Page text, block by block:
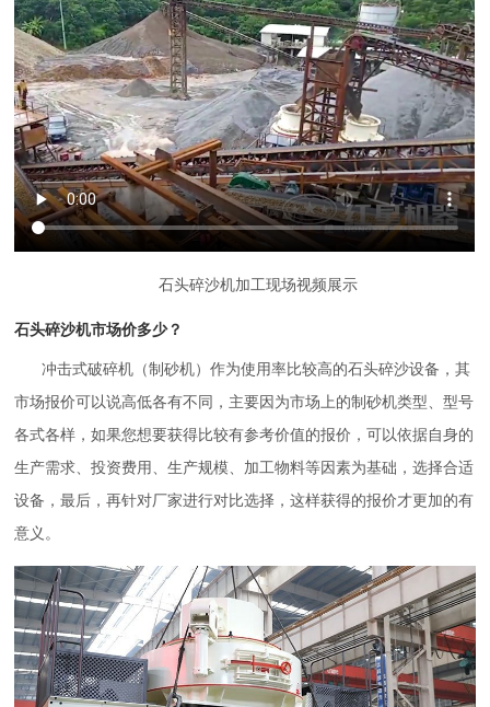
石头碎沙机加工现场视频展示
石头碎沙机市场价多少？
冲击式破碎机（制砂机）作为使用率比较高的石头碎沙设备，其
市场报价可以说高低各有不同，主要因为市场上的制砂机类型、型号
各式各样，如果您想要获得比较有参考价值的报价，可以依据自身的
生产需求、投资费用、生产规模、加工物料等因素为基础，选择合适
设备，最后，再针对厂家进行对比选择，这样获得的报价才更加的有
意义。